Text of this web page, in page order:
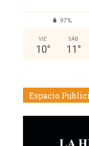
97%
VIE
10°
SÁB
11 °
Espacio